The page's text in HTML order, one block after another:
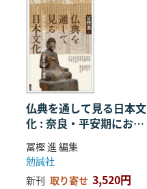
仏典を通して見る日本文
化 : 奈良・平安期におけ
る仏教の受容・融合・展
開
冨樫 進 編集
勉誠社
新刊 取り寄せ 3,520円